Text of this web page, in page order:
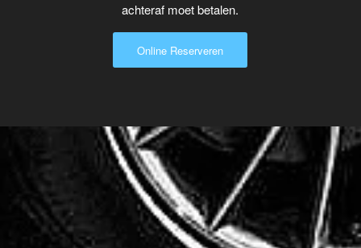
achteraf moet betalen.
Online Reserveren